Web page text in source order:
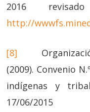
2016
http://
[8]
(2009). Convenio
indígenas y
17/